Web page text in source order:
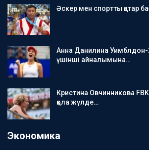
Әскер мен спортты қатар
Анна Данилина Уимблдон-
үшінші айналымына…
Кристина Овчинникова
қола жүлде…
Экономика